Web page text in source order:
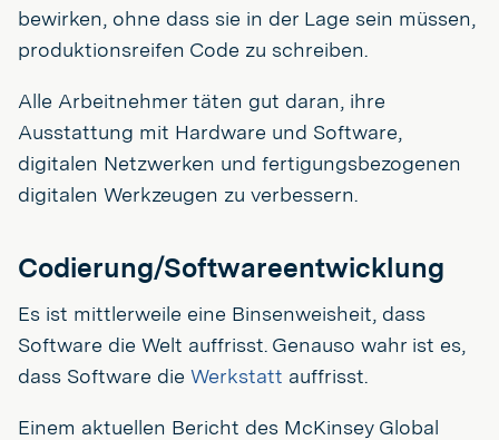
bewirken, ohne dass sie in der Lage sein müssen,
produktionsreifen Code zu schreiben.
Alle Arbeitnehmer täten gut daran, ihre
Ausstattung mit Hardware und Software,
digitalen Netzwerken und fertigungsbezogenen
digitalen Werkzeugen zu verbessern.
Codierung/Softwareentwicklung
Es ist mittlerweile eine Binsenweisheit, dass
Software die Welt auffrisst. Genauso wahr ist es,
dass Software die Werkstatt auffrisst.
Einem aktuellen Bericht des McKinsey Global